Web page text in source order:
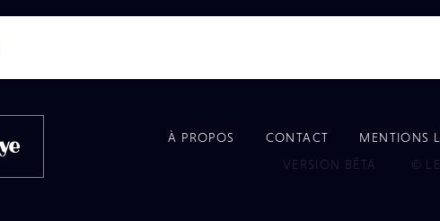
À PROPOS CONTACT MENTIONS
VERSION BÊTA
©